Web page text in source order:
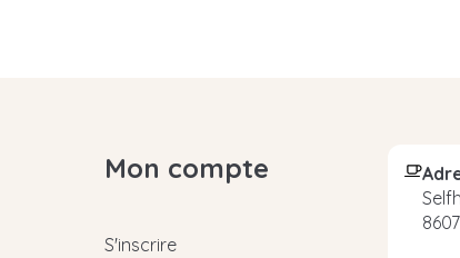
Mon compte
S'inscrire